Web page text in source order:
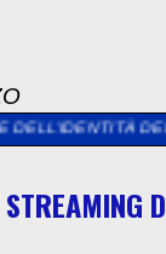
DELL’ITALIA” >>